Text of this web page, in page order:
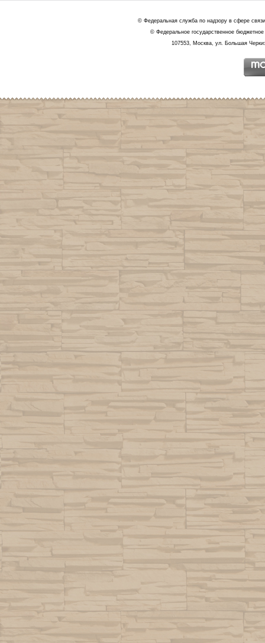
© Федеральная служба по надзору в сфере
© Федеральное государственное
107553, Москва, ул. Большая